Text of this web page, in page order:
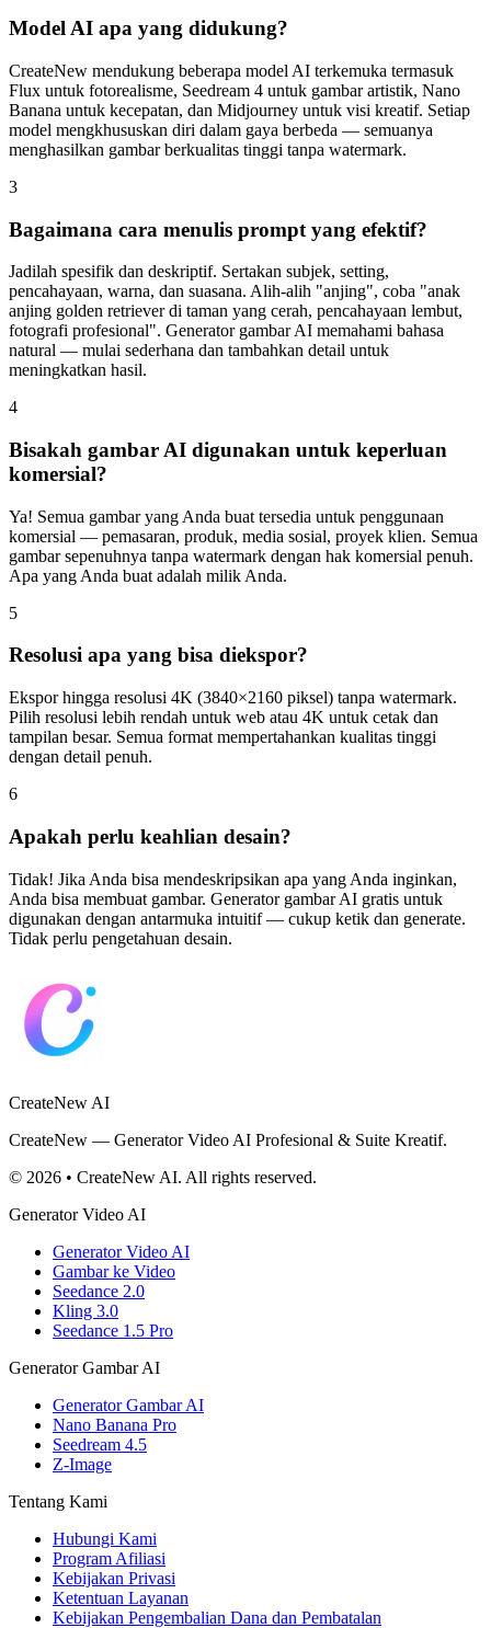
Model AI apa yang didukung?
CreateNew mendukung beberapa model AI terkemuka termasuk
Flux untuk fotorealisme, Seedream 4 untuk gambar artistik, Nano
Banana untuk kecepatan, dan Midjourney untuk visi kreatif. Setiap
model mengkhususkan diri dalam gaya berbeda — semuanya
menghasilkan gambar berkualitas tinggi tanpa watermark.
3
Bagaimana cara menulis prompt yang efektif?
Jadilah spesifik dan deskriptif. Sertakan subjek, setting,
pencahayaan, warna, dan suasana. Alih-alih "anjing", coba "anak
anjing golden retriever di taman yang cerah, pencahayaan lembut,
fotografi profesional". Generator gambar AI memahami bahasa
natural — mulai sederhana dan tambahkan detail untuk
meningkatkan hasil.
4
Bisakah gambar AI digunakan untuk keperluan
komersial?
Ya! Semua gambar yang Anda buat tersedia untuk penggunaan
komersial — pemasaran, produk, media sosial, proyek klien. Semua
gambar sepenuhnya tanpa watermark dengan hak komersial penuh.
Apa yang Anda buat adalah milik Anda.
5
Resolusi apa yang bisa diekspor?
Ekspor hingga resolusi 4K (3840×2160 piksel) tanpa watermark.
Pilih resolusi lebih rendah untuk web atau 4K untuk cetak dan
tampilan besar. Semua format mempertahankan kualitas tinggi
dengan detail penuh.
6
Apakah perlu keahlian desain?
Tidak! Jika Anda bisa mendeskripsikan apa yang Anda inginkan,
Anda bisa membuat gambar. Generator gambar AI gratis untuk
digunakan dengan antarmuka intuitif — cukup ketik dan generate.
Tidak perlu pengetahuan desain.
CreateNew AI
CreateNew — Generator Video AI Profesional & Suite Kreatif.
© 2026 • CreateNew AI. All rights reserved.
Generator Video AI
Generator Video AI
Gambar ke Video
Seedance 2.0
Kling 3.0
Seedance 1.5 Pro
Generator Gambar AI
Generator Gambar AI
Nano Banana Pro
Seedream 4.5
Z-Image
Tentang Kami
Hubungi Kami
Program Afiliasi
Kebijakan Privasi
Ketentuan Layanan
Kebijakan Pengembalian Dana dan Pembatalan